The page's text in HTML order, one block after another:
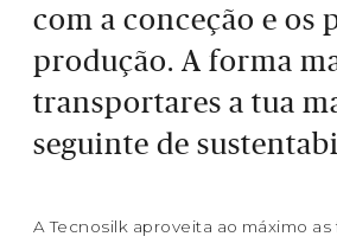
com a conceção e os
produção. A forma
transportares a tua
seguinte de
A Tecnosilk aproveita ao máximo